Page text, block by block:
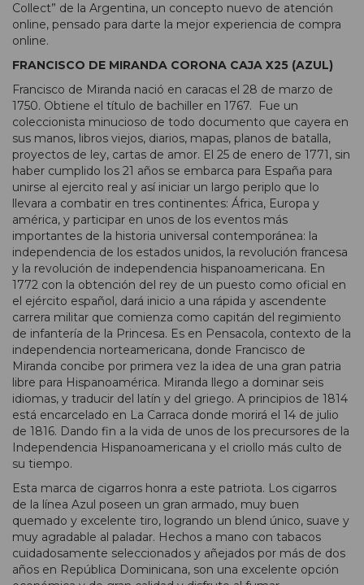
Collect” de la Argentina, un concepto nuevo de atención
online, pensado para darte la mejor experiencia de compra
online.
FRANCISCO DE MIRANDA CORONA CAJA X25 (AZUL)
Francisco de Miranda nació en caracas el 28 de marzo de
1750. Obtiene el título de bachiller en 1767. Fue un
coleccionista minucioso de todo documento que cayera en
sus manos, libros viejos, diarios, mapas, planos de batalla,
proyectos de ley, cartas de amor. El 25 de enero de 1771, sin
haber cumplido los 21 años se embarca para España para
unirse al ejercito real y así iniciar un largo periplo que lo
llevara a combatir en tres continentes: África, Europa y
américa, y participar en unos de los eventos más
importantes de la historia universal contemporánea: la
independencia de los estados unidos, la revolución francesa
y la revolución de independencia hispanoamericana. En
1772 con la obtención del rey de un puesto como oficial en
el ejército español, dará inicio a una rápida y ascendente
carrera militar que comienza como capitán del regimiento
de infantería de la Princesa. Es en Pensacola, contexto de la
independencia norteamericana, donde Francisco de
Miranda concibe por primera vez la idea de una gran patria
libre para Hispanoamérica. Miranda llego a dominar seis
idiomas, y traducir del latín y del griego. A principios de 1814
está encarcelado en La Carraca donde morirá el 14 de julio
de 1816. Dando fin a la vida de unos de los precursores de la
Independencia Hispanoamericana y el criollo más culto de
su tiempo.
Esta marca de cigarros honra a este patriota. Los cigarros
de la línea Azul poseen un gran armado, muy buen
quemado y excelente tiro, logrando un blend único, suave y
muy agradable al paladar. Hechos a mano con tabacos
cuidadosamente seleccionados y añejados por más de dos
años en República Dominicana, son una excelente opción